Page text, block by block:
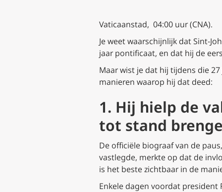
Vaticaanstad, 04:00 uur (CNA).
Je weet waarschijnlijk dat Sint-
jaar pontificaat, en dat hij de
Maar wist je dat hij tijdens die
manieren waarop hij dat deed:
1. Hij hielp de
tot stand
De officiële biograaf van de
vastlegde, merkte op dat de
is het beste zichtbaar in de
Enkele dagen voordat president